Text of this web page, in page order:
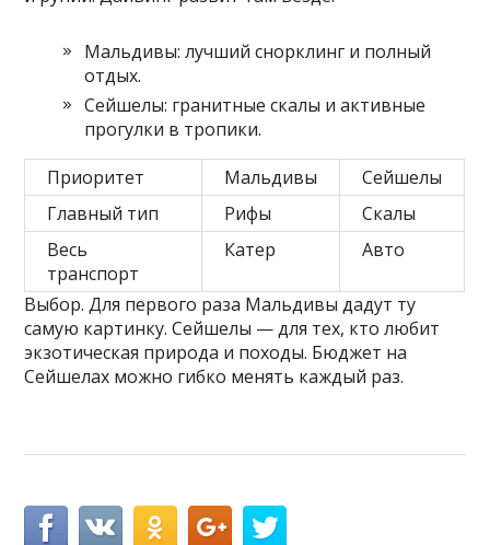
Мальдивы: лучший снорклинг и полный
отдых.
Сейшелы: гранитные скалы и активные
прогулки в тропики.
Приоритет
Мальдивы
Сейшелы
Главный тип
Рифы
Скалы
Весь
транспорт
Катер Авто
Выбор. Для первого раза Мальдивы дадут ту
самую картинку. Сейшелы — для тех, кто любит
экзотическая природа и походы. Бюджет на
Сейшелах можно гибко менять каждый раз.